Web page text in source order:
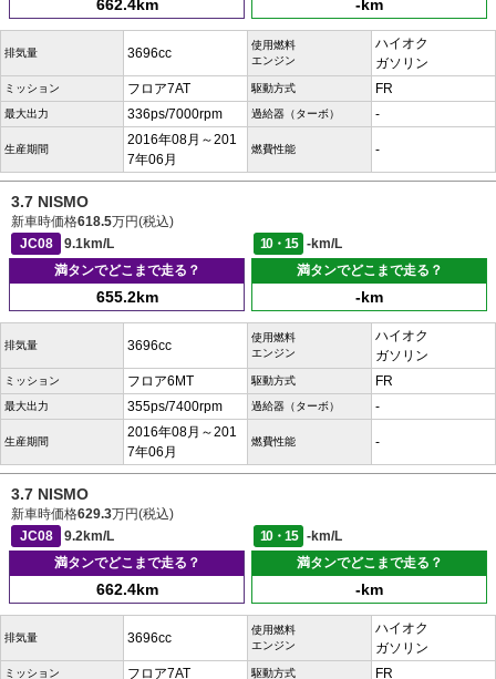
662.4km -km
排気量 3696cc
使用燃料
エンジン
ハイオク
ガソリン
ミッション フロア7AT 駆動方式 FR
最大出力 336ps/7000rpm 過給器（ターボ） -
生産期間
2016年08月～201
7年06月
燃費性能 -
3.7 NISMO
新車時価格618.5万円(税込)
JC08
9.1km/L 10・15
-km/L
満タンでどこまで走る？
655.2km
満タンでどこまで走る？
-km
排気量 3696cc
使用燃料
エンジン
ハイオク
ガソリン
ミッション フロア6MT 駆動方式 FR
最大出力 355ps/7400rpm 過給器（ターボ） -
生産期間
2016年08月～201
7年06月
燃費性能 -
3.7 NISMO
新車時価格629.3万円(税込)
JC08
9.2km/L 10・15
-km/L
満タンでどこまで走る？
662.4km
満タンでどこまで走る？
-km
排気量 3696cc
使用燃料
エンジン
ハイオク
ガソリン
ミッション フロア7AT 駆動方式 FR